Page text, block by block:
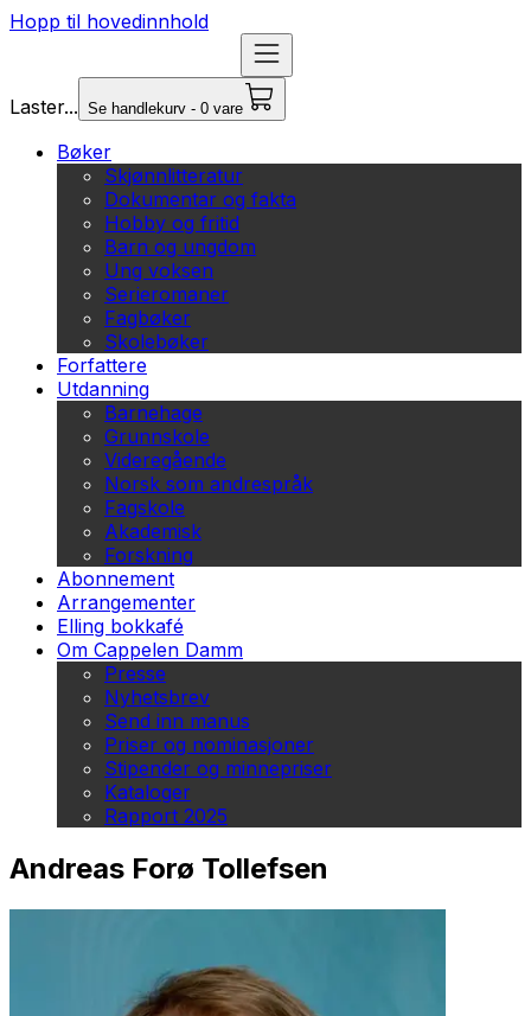
Hopp til hovedinnhold
Laster... Se handlekurv - 0 vare
Bøker
Skjønnlitteratur
Dokumentar og fakta
Hobby og fritid
Barn og ungdom
Ung voksen
Serieromaner
Fagbøker
Skolebøker
Forfattere
Utdanning
Barnehage
Grunnskole
Videregående
Norsk som andrespråk
Fagskole
Akademisk
Forskning
Abonnement
Arrangementer
Elling bokkafé
Om Cappelen Damm
Presse
Nyhetsbrev
Send inn manus
Priser og nominasjoner
Stipender og minnepriser
Kataloger
Rapport 2025
Andreas Forø Tollefsen